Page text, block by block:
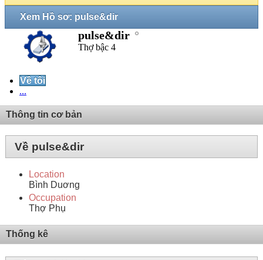
Xem Hồ sơ: pulse&dir
pulse&dir
Thợ bậc 4
Về tôi
...
Thông tin cơ bản
Về pulse&dir
Location
Bình Duơng
Occupation
Thợ Phụ
Thống kê